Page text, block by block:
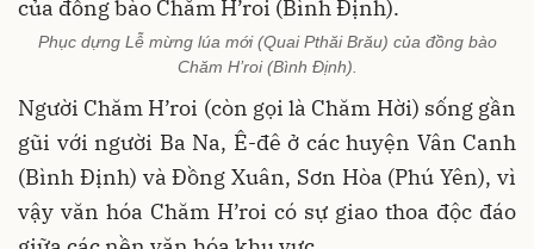
Phục dựng Lễ mừng lúa mới (Quai Pthăi Brău) của đồng bào
Chăm H’roi (Bình Định).
Người Chăm H’roi (còn gọi là Chăm Hời) sống gần
gũi với người Ba Na, Ê-đê ở các huyện Vân Canh
(Bình Định) và Đồng Xuân, Sơn Hòa (Phú Yên), vì
vậy văn hóa Chăm H’roi có sự giao thoa độc đáo